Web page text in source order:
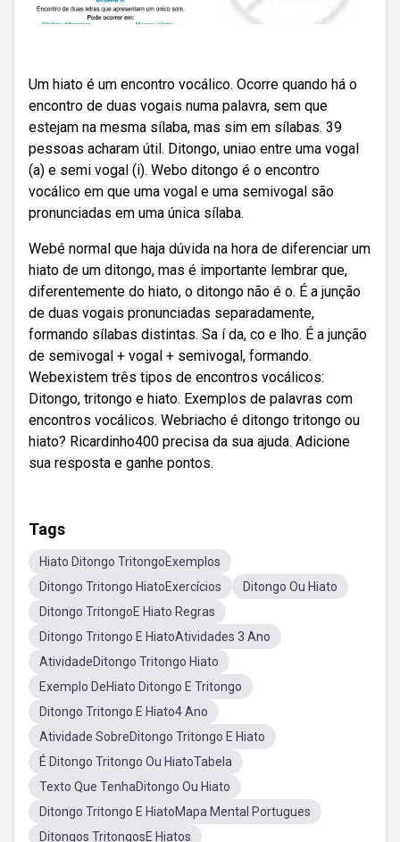
Um hiato é um encontro vocálico. Ocorre quando há o
encontro de duas vogais numa palavra, sem que
estejam na mesma sílaba, mas sim em sílabas. 39
pessoas acharam útil. Ditongo, uniao entre uma vogal
(a) e semi vogal (i). Webo ditongo é o encontro
vocálico em que uma vogal e uma semivogal são
pronunciadas em uma única sílaba.
Webé normal que haja dúvida na hora de diferenciar um
hiato de um ditongo, mas é importante lembrar que,
diferentemente do hiato, o ditongo não é o. É a junção
de duas vogais pronunciadas separadamente,
formando sílabas distintas. Sa í da, co e lho. É a junção
de semivogal + vogal + semivogal, formando.
Webexistem três tipos de encontros vocálicos:
Ditongo, tritongo e hiato. Exemplos de palavras com
encontros vocálicos. Webriacho é ditongo tritongo ou
hiato? Ricardinho400 precisa da sua ajuda. Adicione
sua resposta e ganhe pontos.
Tags
Hiato Ditongo TritongoExemplos
Ditongo Tritongo HiatoExercícios
Ditongo Ou Hiato
Ditongo TritongoE Hiato Regras
Ditongo Tritongo E HiatoAtividades 3 Ano
AtividadeDitongo Tritongo Hiato
Exemplo DeHiato Ditongo E Tritongo
Ditongo Tritongo E Hiato4 Ano
Atividade SobreDitongo Tritongo E Hiato
É Ditongo Tritongo Ou HiatoTabela
Texto Que TenhaDitongo Ou Hiato
Ditongo Tritongo E HiatoMapa Mental Portugues
Ditongos TritongosE Hiatos